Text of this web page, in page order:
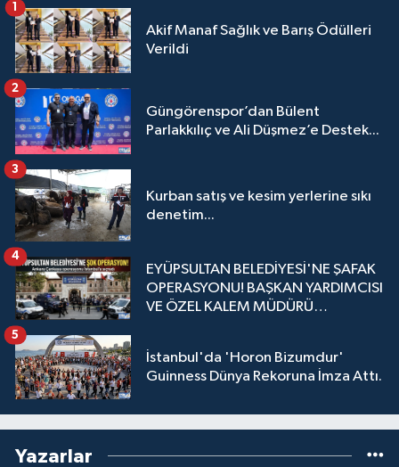
Akif Manaf Sağlık ve Barış Ödülleri
Verildi
1
Güngörenspor’dan Bülent
Parlakkılıç ve Ali Düşmez’e Destek...
2
Kurban satış ve kesim yerlerine sıkı
denetim...
3
EYÜPSULTAN BELEDİYESİ'NE ŞAFAK
OPERASYONU! BAŞKAN YARDIMCISI
VE ÖZEL KALEM MÜDÜRÜ
4
İstanbul'da 'Horon Bizumdur'
Guinness Dünya Rekoruna İmza Attı.
5
Yazarlar